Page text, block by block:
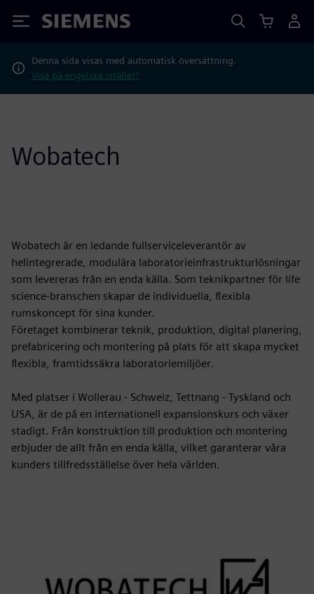
Siemens
Denna sida visas med automatisk översättning.
Visa på engelska istället?
Wobatech
Wobatech är en ledande fullserviceleverantör av
helintegrerade, modulära laboratorieinfrastrukturlösningar
som levereras från en enda källa. Som teknikpartner för life
science-branschen skapar de individuella, flexibla
rumskoncept för sina kunder.
Företaget kombinerar teknik, produktion, digital planering,
prefabricering och montering på plats för att skapa mycket
flexibla, framtidssäkra laboratoriemiljöer.
Med platser i Wollerau - Schweiz, Tettnang - Tyskland och
USA, är de på en internationell expansionskurs och växer
stadigt. Från konstruktion till produktion och montering
erbjuder de allt från en enda källa, vilket garanterar våra
kunders tillfredsställelse över hela världen.